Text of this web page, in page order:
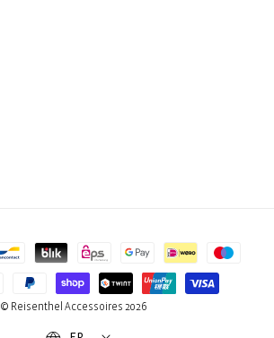
© Reisenthel Accessoires 2026